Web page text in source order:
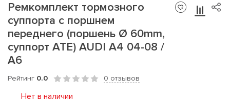
Ремкомплект тормозного
суппорта с поршнем
переднего (поршень Ø 60mm,
суппорт ATE) AUDI A4 04-08 /
A6
Рейтинг 0.0 0 отзывов
Нет в наличии